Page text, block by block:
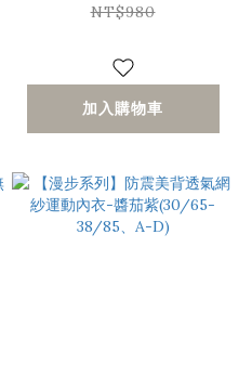
38/85、A-D)
NT$980
加入購物車